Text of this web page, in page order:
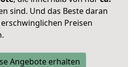
sind. Und das Beste daran
Preisen
Angebote erhalten